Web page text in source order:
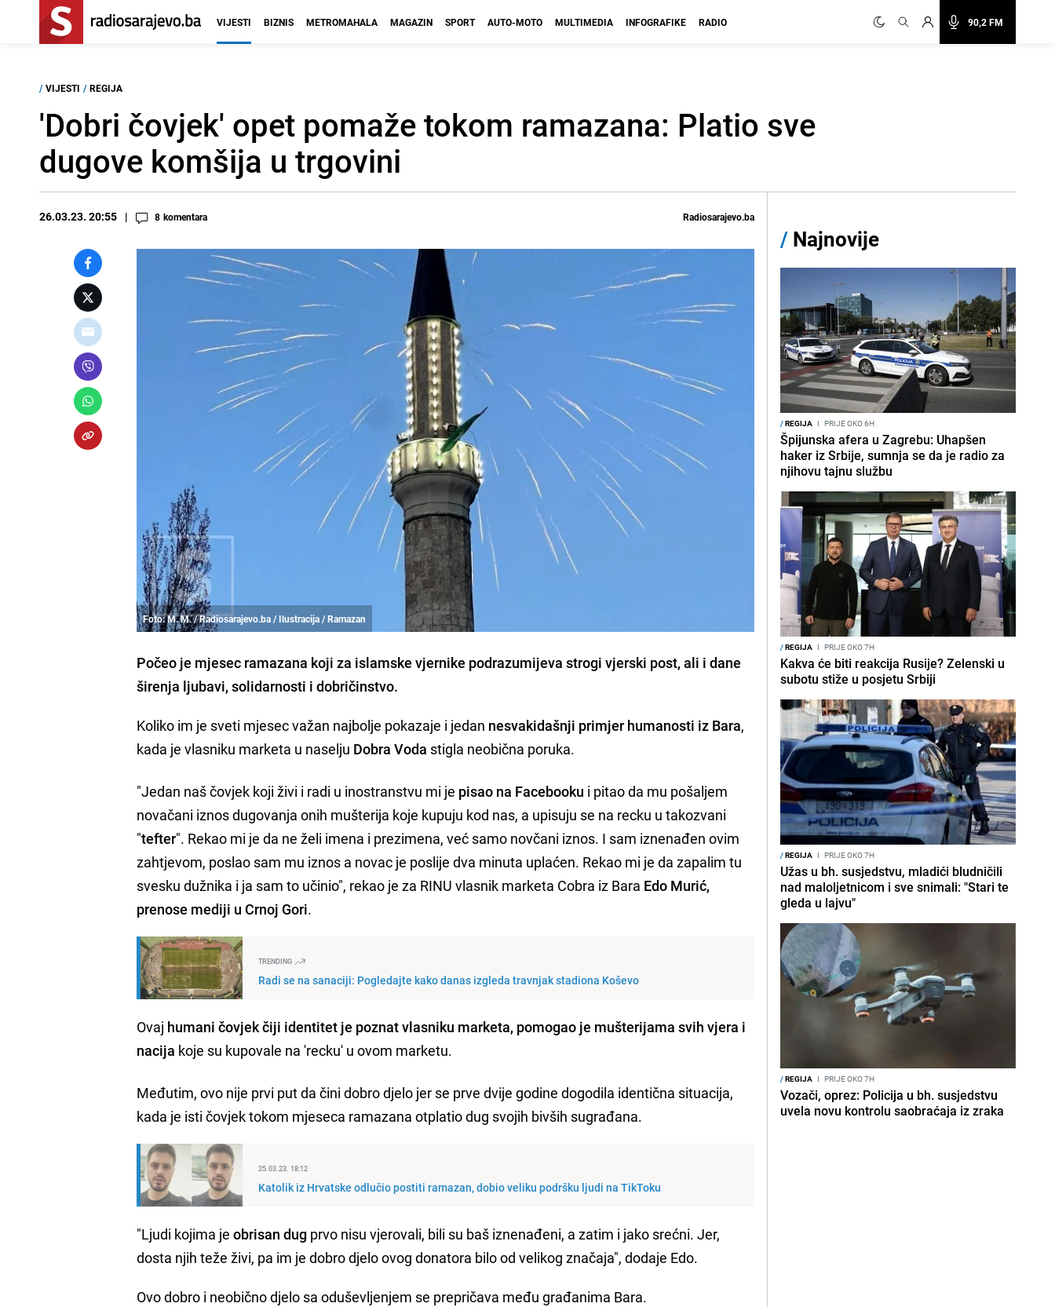
90,2 FM
VIJESTI BIZNIS METROMAHALA MAGAZIN SPORT AUTO-MOTO MULTIMEDIA INFOGRAFIKE RADIO
/ VIJESTI / REGIJA
'Dobri čovjek' opet pomaže tokom ramazana: Platio sve
dugove komšija u trgovini
26.03.23. 20:55 8 komentara Radiosarajevo.ba
Foto: M. M. / Radiosarajevo.ba / Ilustracija / Ramazan
Počeo je mjesec ramazana koji za islamske vjernike podrazumijeva strogi vjerski post, ali i dane
širenja ljubavi, solidarnosti i dobričinstvo.
Koliko im je sveti mjesec važan najbolje pokazaje i jedan nesvakidašnji primjer humanosti iz Bara,
kada je vlasniku marketa u naselju Dobra Voda stigla neobična poruka.
"Jedan naš čovjek koji živi i radi u inostranstvu mi je pisao na Facebooku i pitao da mu pošaljem
novačani iznos dugovanja onih mušterija koje kupuju kod nas, a upisuju se na recku u takozvani
"tefter". Rekao mi je da ne želi imena i prezimena, već samo novčani iznos. I sam iznenađen ovim
zahtjevom, poslao sam mu iznos a novac je poslije dva minuta uplaćen. Rekao mi je da zapalim tu
svesku dužnika i ja sam to učinio", rekao je za RINU vlasnik marketa Cobra iz Bara Edo Murić,
prenose mediji u Crnoj Gori.
TRENDING
Radi se na sanaciji: Pogledajte kako danas izgleda travnjak stadiona Koševo
Ovaj humani čovjek čiji identitet je poznat vlasniku marketa, pomogao je mušterijama svih vjera i
nacija koje su kupovale na 'recku' u ovom marketu.
Međutim, ovo nije prvi put da čini dobro djelo jer se prve dvije godine dogodila identična situacija,
kada je isti čovjek tokom mjeseca ramazana otplatio dug svojih bivših sugrađana.
25.03.23. 18:12
Katolik iz Hrvatske odlučio postiti ramazan, dobio veliku podršku ljudi na TikToku
"Ljudi kojima jeobrisan dug prvo nisu vjerovali, bili su baš iznenađeni, a zatim i jako srećni. Jer,
dosta njih teže živi, pa im je dobro djelo ovog donatora bilo od velikog značaja", dodaje Edo.
Ovo dobro i neobično djelo sa oduševljenjem se prepričava među građanima Bara.
/ Najnovije
/REGIJA I PRIJE OKO 6H
Špijunska afera u Zagrebu: Uhapšen
haker iz Srbije, sumnja se da je radio za
njihovu tajnu službu
/REGIJA I PRIJE OKO 7H
Kakva će biti reakcija Rusije? Zelenski u
subotu stiže u posjetu Srbiji
/REGIJA I PRIJE OKO 7H
Užas u bh. susjedstvu, mladići bludničili
nad maloljetnicom i sve snimali: "Stari te
gleda u lajvu"
/REGIJA I PRIJE OKO 7H
Vozači, oprez: Policija u bh. susjedstvu
uvela novu kontrolu saobraćaja iz zraka